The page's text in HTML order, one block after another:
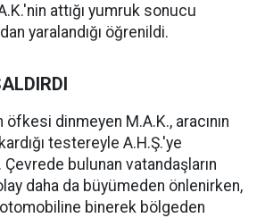
attığı yumruk sonucu
yaralandığı öğrenildi.
öfkesi dinmeyen M.A.K., aracının
testereyle A.H.Ş.'ye
Çevrede bulunan vatandaşların
daha da büyümeden önlenirken,
binerek bölgeden